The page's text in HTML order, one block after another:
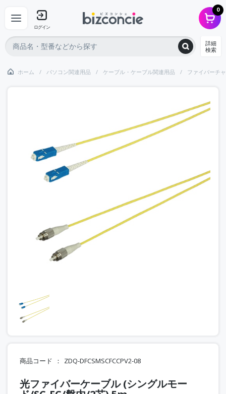
ログイン
0
詳細
検索
ホーム パソコン関連用品 ケーブル・ケーブル関連用品 ファイバーチ
商品コード ZDQ-DFCSMSCFCCPV2-08
光ファイバーケーブル (シングルモー